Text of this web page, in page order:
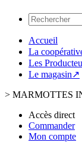
Accueil
La
Les
Le magasin↗
> MARMOTTES
Accès direct
Commander
Mon compte